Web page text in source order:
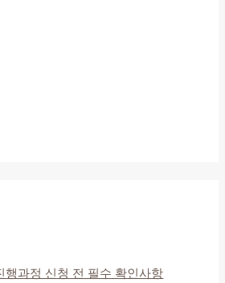
행과정 신청 전 필수 확인사항